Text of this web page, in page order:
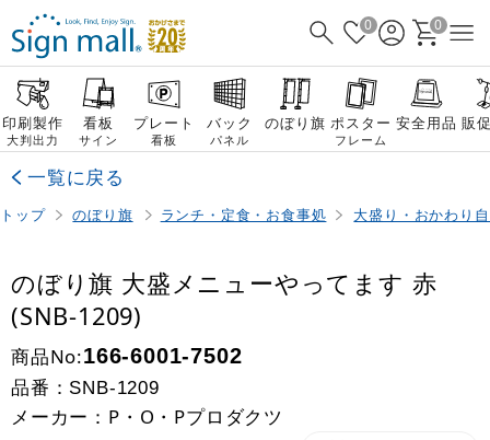
0 0
印刷製作
大判出力
看板
サイン
プレート
看板
バック
パネル
のぼり旗 ポスター
フレーム
安全用品 販
一覧に戻る
トップ のぼり旗 ランチ・定食・お食事処 大盛り・おかわり
のぼり旗 大盛メニューやってます 赤
(SNB-1209)
商品No:166-6001-7502
品番： SNB-1209
メーカー：P・O・Pプロダクツ